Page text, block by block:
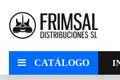
CATÁLOGO